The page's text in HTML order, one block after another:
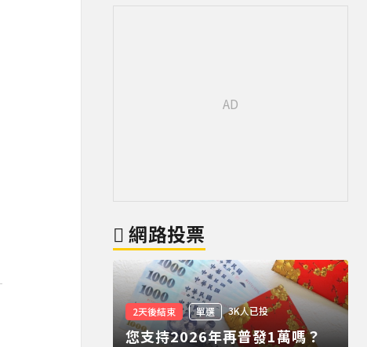
網路投票
2天後結束 單選 3K人已投
您支持2026年再普發1萬嗎？